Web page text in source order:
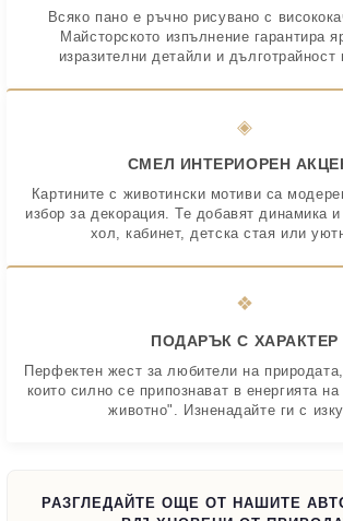
Всяко пано е ръчно рисувано с
Майсторското изпълнение гарантира
изразителни детайли и дълготрайност
◈
СМЕЛ ИНТЕРИОРЕН
Картините с животински мотиви са
избор за декорация. Те добавят динамика
хол, кабинет, детска стая или
❖
ПОДАРЪК С ХАРАКТЕР
Перфектен жест за любители на
които силно се припознават в енергията
животно". Изненадайте ги с
РАЗГЛЕДАЙТЕ ОЩЕ ОТ НАШИТЕ